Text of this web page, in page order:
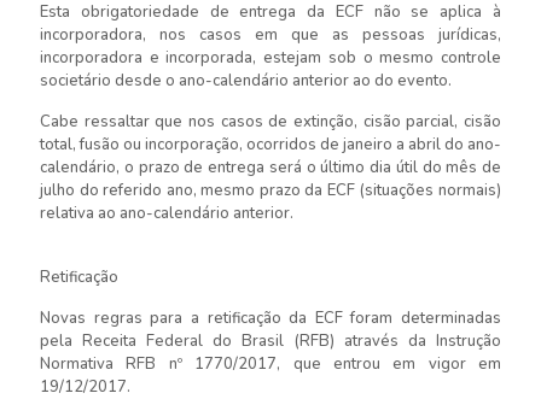
Esta obrigatoriedade de entrega da ECF não se aplica à
incorporadora, nos casos em que as pessoas jurídicas,
incorporadora e incorporada, estejam sob o mesmo controle
societário desde o ano-calendário anterior ao do evento.
Cabe ressaltar que nos casos de extinção, cisão parcial, cisão
total, fusão ou incorporação, ocorridos de janeiro a abril do ano-
calendário, o prazo de entrega será o último dia útil do mês de
julho do referido ano, mesmo prazo da ECF (situações normais)
relativa ao ano-calendário anterior.
Retificação
Novas regras para a retificação da ECF foram determinadas
pela Receita Federal do Brasil (RFB) através da Instrução
Normativa RFB nº 1770/2017, que entrou em vigor em
19/12/2017.